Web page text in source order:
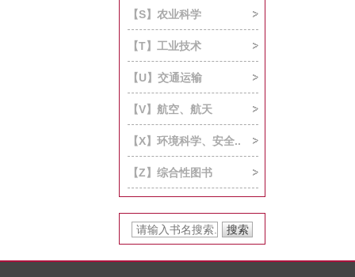
【S】农业科学
【T】工业技术
【U】交通运输
【V】航空、航天
【X】环境科学、安全..
【Z】综合性图书